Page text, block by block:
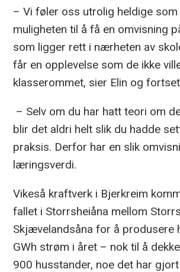
– Vi føler oss utrolig heldige som
muligheten til å få en omvisning
som ligger rett i nærheten av
får en opplevelse som de ikke
klasserommet, sier Elin og
– Selv om du har hatt teori om
blir det aldri helt slik du hadde
praksis. Derfor har en slik
læringsverdi.
Vikeså kraftverk i Bjerkreim
fallet i Storrsheiåna mellom
Skjævelandsåna for å produsere
GWh strøm i året – nok til å
900 husstander, noe det har